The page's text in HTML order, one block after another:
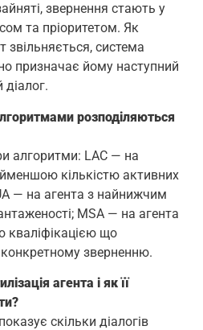
звернення стають у
та пріоритетом. Як
звільняється, система
призначає йому наступний
діалог.
розподіляються
алгоритми: LAC — на
кількістю активних
— на агента з найнижчим
MSA — на агента
кваліфікацією що
конкретному зверненню.
агента і як її
скільки діалогів